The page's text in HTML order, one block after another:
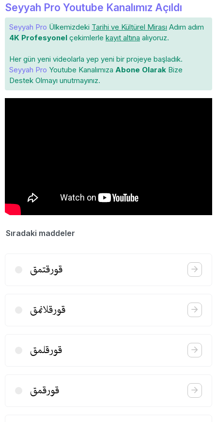
Seyyah Pro Youtube Kanalımız Açıldı
Seyyah Pro Ülkemizdeki Tarihi ve Kültürel Mirası Adım adım
4K Profesyonel çekimlerle kayıt altına alıyoruz.
Her gün yeni videolarla yep yeni bir projeye başladık.
Seyyah Pro Youtube Kanalımıza Abone Olarak Bize
Destek Olmayı unutmayınız.
Sıradaki maddeler
قورقتمق
قورقلانمق
قورقلمق
قورقمق